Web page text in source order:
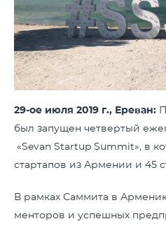
29-ое июля 2019 г., Ереван:
был запущен четвертый
«Sevan Startup Summit», в
стартапов из Армении и 45
В рамках Саммита в
менторов и успешных